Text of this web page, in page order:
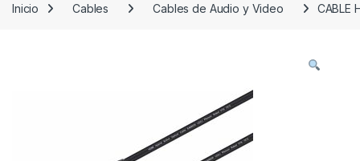
Inicio Cables Cables de Audio y Video CABLE